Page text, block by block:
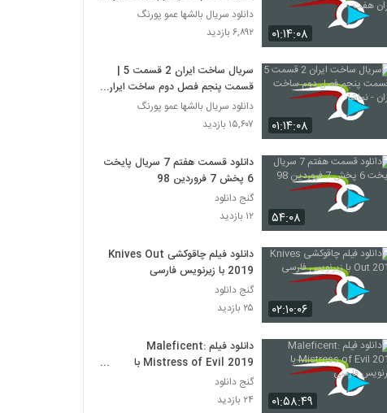
۰۱:۱۴:۰۸
هفت
دانلود سریال بالشها عمو پورنگ
۶,۸۹۲ بازدید
۰۱:۱۴:۰۸
سریال ساخت ایران 2 قسمت 5 |
قسمت پنجم فصل دوم ساخت ایران
- نماشا
دانلود سریال بالشها عمو پورنگ
۱۵,۶۰۷ بازدید
۵۴:۰۸
دانلود قسمت هفتم 7 سریال پایخت
6 پخش 7 فروردین 98
گنج دانلود
۱۲ بازدید
۰۲:۱۰:۰۶
دانلود فیلم چاقوکشی Knives Out
2019 با زیرنویس فارسی
گنج دانلود
۲۵ بازدید
۰۱:۵۸:۴۹
دانلود فیلم Maleficent:
Mistress of Evil 2019 با
زیرنویس فارسی
گنج دانلود
۲۴ بازدید